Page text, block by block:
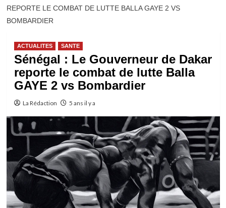
REPORTE LE COMBAT DE LUTTE BALLA GAYE 2 VS
BOMBARDIER
ACTUALITES SANTE
Sénégal : Le Gouverneur de Dakar
reporte le combat de lutte Balla
GAYE 2 vs Bombardier
La Rédaction 5 ans il y a